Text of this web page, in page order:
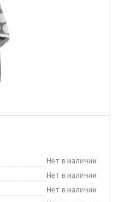
Нет в наличии
Нет в наличии
Нет в наличии